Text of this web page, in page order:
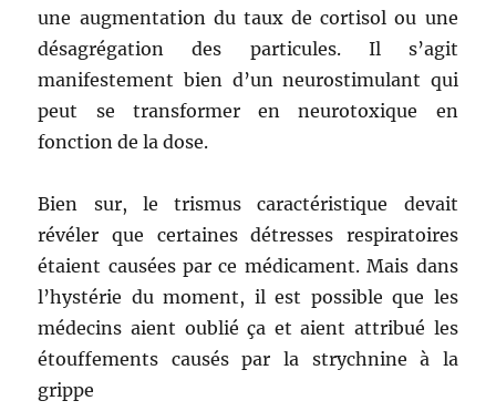
une augmentation du taux de cortisol ou une
désagrégation des particules. Il s’agit
manifestement bien d’un neurostimulant qui
peut se transformer en neurotoxique en
fonction de la dose.
Bien sur, le trismus caractéristique devait
révéler que certaines détresses respiratoires
étaient causées par ce médicament. Mais dans
l’hystérie du moment, il est possible que les
médecins aient oublié ça et aient attribué les
étouffements causés par la strychnine à la
grippe